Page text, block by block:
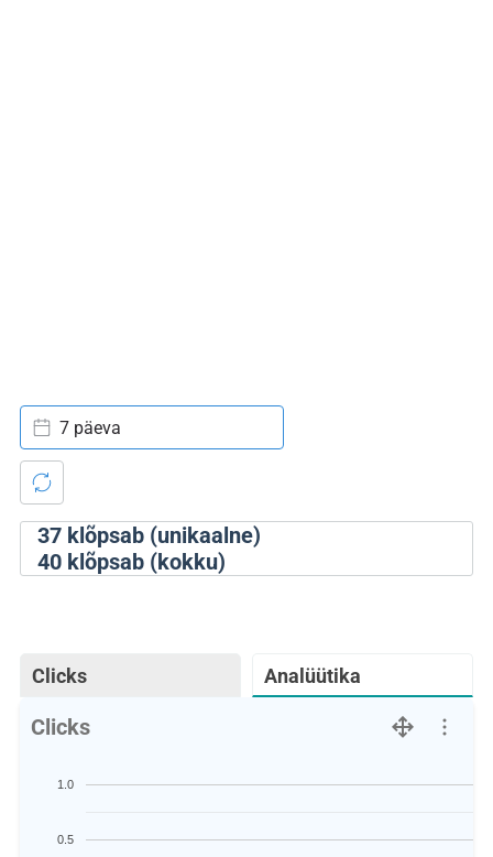
37klõpsab (unikaalne)
40klõpsab (kokku)
7 päeva
Clicks Analüütika
Clicks
0.5
1.0